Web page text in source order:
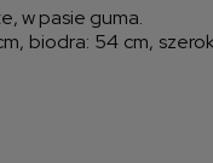
w pasie guma.
biodra: 54 cm,